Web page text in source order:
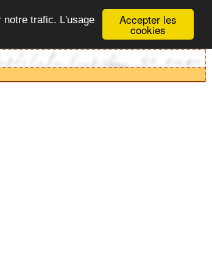
Accepter les
cookies
notre trafic. L'usage